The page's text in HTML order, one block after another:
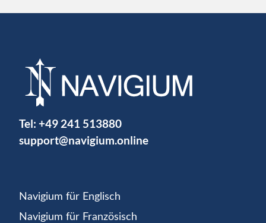
Tel: +49 241 513880
support@navigium.online
Navigium für Englisch
Navigium für Französisch